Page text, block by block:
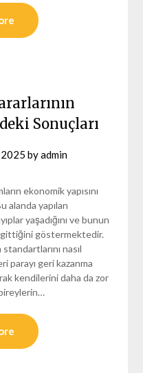
Sonuçları
2025 byadmin
ekonomik yapısını
alanda yapılan
yaşadığını ve bunun
göstermektedir.
nasıl
parayı geri kazanma
kendilerini daha da zor